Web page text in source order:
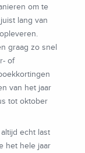
om te
lang van
graag zo snel
of
van het jaar
tot oktober
echt last
het hele jaar